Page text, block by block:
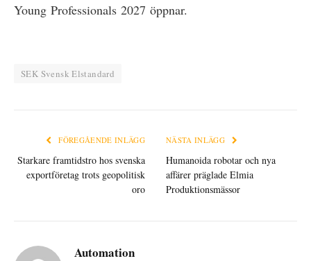
Young Professionals 2027 öppnar.
SEK Svensk Elstandard
FÖREGÅENDE INLÄGG
Starkare framtidstro hos svenska
exportföretag trots geopolitisk
oro
NÄSTA INLÄGG
Humanoida robotar och nya
affärer präglade Elmia
Produktionsmässor
Automation